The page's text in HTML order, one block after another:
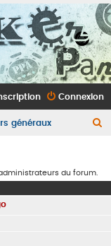
Connexion
généraux
e
du forum.